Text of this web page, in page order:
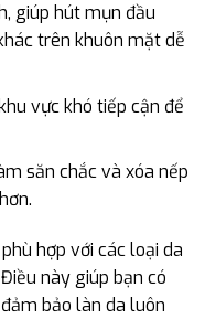
giúp hút mụn đầu
trên khuôn mặt dễ
vực khó tiếp cận để
săn chắc và xóa nếp
hợp với các loại da
này giúp bạn có
bảo làn da luôn